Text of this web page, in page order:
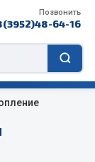
Позвонить
64-16